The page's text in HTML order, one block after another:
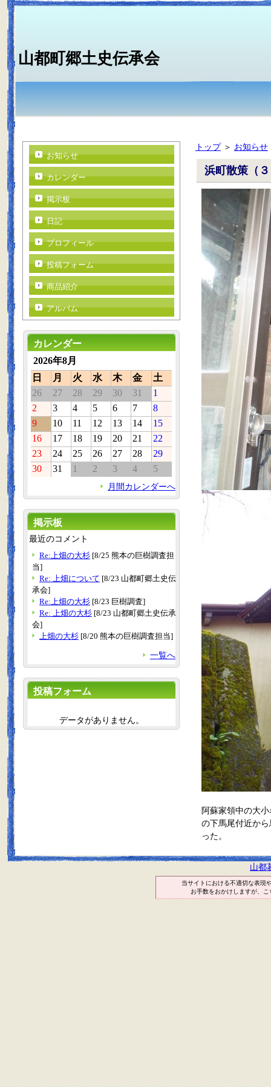
山都町郷土史伝承会
トップ＞ お知らせ
浜町散策（
阿蘇家領中の大
の下馬尾付近か
った。
お知らせ
カレンダー
掲示板
日記
プロフィール
投稿フォーム
商品紹介
アルバム
カレンダー
2026年8月
日
月 火 水 木 金
土
26
27 28 29 30 31
1
2
3 4 5 6 7
8
9
10 11 12 13 14
15
16
17 18 19 20 21
22
23
24 25 26 27 28
29
30
31 1 2 3 4 5
月間カレンダーへ
掲示板
最近のコメント
Re:上畑の大杉 [8/25 熊本の巨樹調査担
当]
Re: 上畑について [8/23 山都町郷土史伝
承会]
Re:上畑の大杉 [8/23 巨樹調査]
Re: 上畑の大杉 [8/23 山都町郷土史伝承
会]
上畑の大杉 [8/20 熊本の巨樹調査担当]
一覧へ
投稿フォーム
データがありません。
山都
当サイトにおける不適切な表現
お手数をおかけしますが、こ